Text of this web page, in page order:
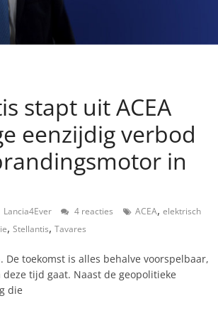
stapt uit ACEA
eenzijdig verbod
in
Lancia4Ever 4 reacties ACEA, elektrisch
, Stellantis, Tavares
De toekomst is alles behalve voorspelbaar,
tijd gaat. Naast de geopolitieke
die